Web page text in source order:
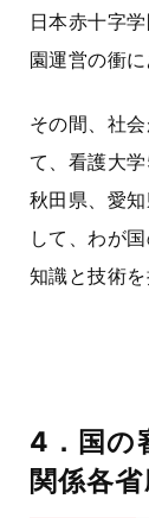
日本赤十字
園運営の衝に
その間、社
て、看護大学
秋田県、愛
して、わが
知識と技術
4．国の
関係各